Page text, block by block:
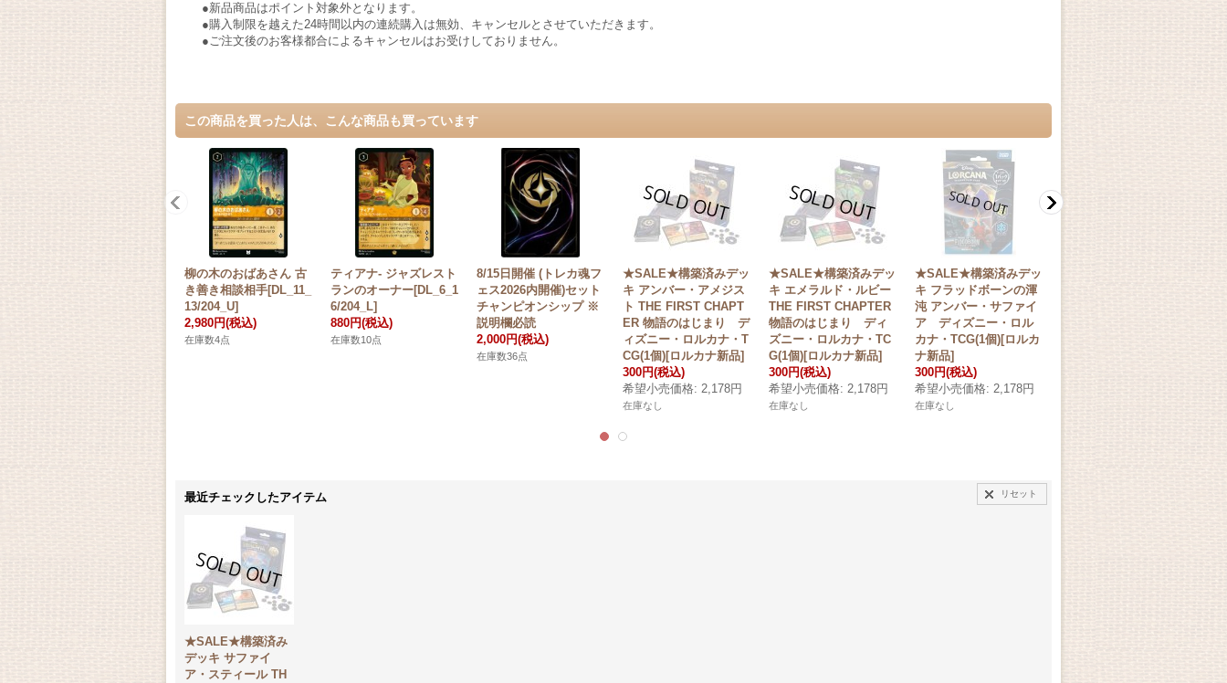
●新品商品はポイント対象外となります。
●購入制限を越えた24時間以内の連続購入は無効、キャンセルとさせていただきます。
●ご注文後のお客様都合によるキャンセルはお受けしておりません。
この商品を買った人は、こんな商品も買っています
柳の木のおばあさん 古
き善き相談相手[DL_11_
13/204_U]
2,980円(税込)
在庫数4点
ティアナ- ジャズレスト
ランのオーナー[DL_6_1
6/204_L]
880円(税込)
在庫数10点
8/15日開催 (トレカ魂フ
ェス2026内開催)セット
チャンピオンシップ ※
説明欄必読
2,000円(税込)
在庫数36点
★SALE★構築済みデッ
キ アンバー・アメジス
ト THE FIRST CHAPT
ER 物語のはじまり デ
ィズニー・ロルカナ・T
CG(1個)[ロルカナ新品]
300円(税込)
希望小売価格: 2,178円
在庫なし
★SALE★構築済みデッ
キ エメラルド・ルビー
THE FIRST CHAPTER
物語のはじまり ディ
ズニー・ロルカナ・TC
G(1個)[ロルカナ新品]
300円(税込)
希望小売価格: 2,178円
在庫なし
★SALE★構築済みデッ
キ フラッドボーンの渾
沌 アンバー・サファイ
ア ディズニー・ロル
カナ・TCG(1個)[ロルカ
ナ新品]
300円(税込)
希望小売価格: 2,178円
在庫なし
最近チェックしたアイテム リセット
★SALE★構築済み
デッキ サファイ
ア・スティール TH